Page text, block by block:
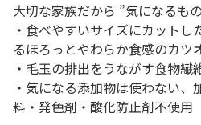
大切な家族だから ”気になるも
・食べやすいサイズにカット
るほろっとやわらか食感のカツ
・毛玉の排出をうながす食物繊
・気になる添加物は使わない
料・発色剤・酸化防止剤不使用